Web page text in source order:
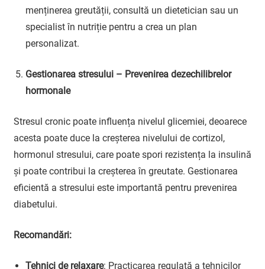
menținerea greutății, consultă un dietetician sau un
specialist în nutriție pentru a crea un plan
personalizat.
Gestionarea stresului – Prevenirea dezechilibrelor
hormonale
Stresul cronic poate influența nivelul glicemiei, deoarece
acesta poate duce la creșterea nivelului de cortizol,
hormonul stresului, care poate spori rezistența la insulină
și poate contribui la creșterea în greutate. Gestionarea
eficientă a stresului este importantă pentru prevenirea
diabetului.
Recomandări:
Tehnici de relaxare: Practicarea regulată a tehnicilor